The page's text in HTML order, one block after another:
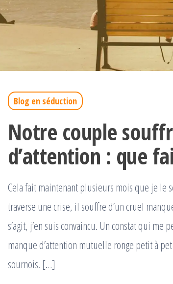
Blog en séduction
Notre couple
d’attention : que
Cela fait maintenant plusieurs mois que je
traverse une crise, il souffre d’un cruel
s’agit, j’en suis convaincu. Un constat qui
manque d’attention mutuelle ronge petit à
sournois. […]